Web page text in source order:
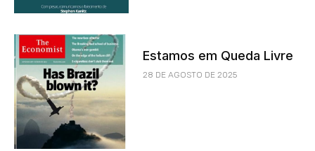
Estamos em Queda Livre
28 DE AGOSTO DE 2025